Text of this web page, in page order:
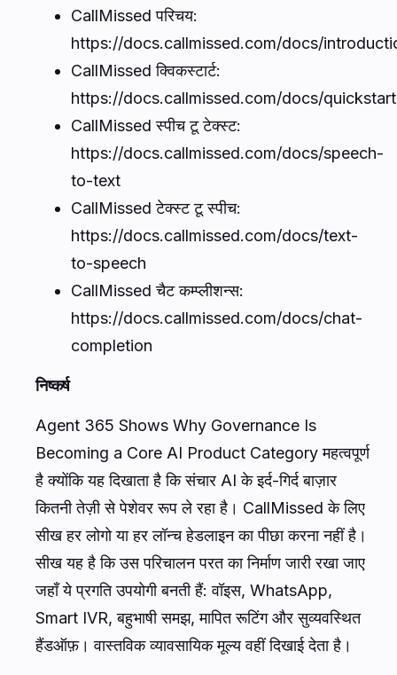
CallMissed परिचय:
https://docs.callmissed.com/docs/
CallMissed क्विकस्टार्ट:
https://docs.callmissed.com/docs/quickstart
CallMissed स्पीच टू टेक्स्ट:
https://docs.callmissed.com/docs/speech-
to-text
CallMissed टेक्स्ट टू स्पीच:
https://docs.callmissed.com/docs/text-
to-speech
CallMissed चैट कम्प्लीशन्स:
https://docs.callmissed.com/docs/chat-
completion
निष्कर्ष
Agent 365 Shows Why Governance Is
Becoming a Core AI Product Category महत्वपूर्ण
है क्योंकि यह दिखाता है कि संचार AI के इर्द-गिर्द बाज़ार
कितनी तेज़ी से पेशेवर रूप ले रहा है। CallMissed के लिए
सीख हर लोगो या हर लॉन्च हेडलाइन का पीछा करना नहीं है।
सीख यह है कि उस परिचालन परत का निर्माण जारी रखा जाए
जहाँ ये प्रगति उपयोगी बनती हैं: वॉइस, WhatsApp,
Smart IVR, बहुभाषी समझ, मापित रूटिंग और सुव्यवस्थित
हैंडऑफ़। वास्तविक व्यावसायिक मूल्य वहीं दिखाई देता है।